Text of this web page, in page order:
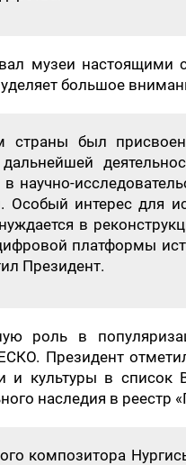
музеи настоящими
уделяет большое
был присвоен
научно-
интерес для
в
платформы
Президент.
роль в
Президент
культуры в список
наследия в реестр
композитора